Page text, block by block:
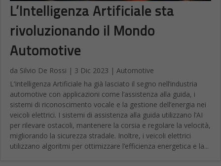
L’Intelligenza Artificiale sta
rivoluzionando il Mondo
Automotive
da Silvio De Rossi | 3 Dic 2023 | Automotive
L’Intelligenza Artificiale ha già lasciato il segno nell’industria
automotive con applicazioni come l’assistenza alla guida, i
sistemi di riconoscimento vocale e la gestione dell’energia nei
veicoli elettrici. I sistemi di assistenza alla guida utilizzano l’AI
per rilevare ostacoli, mantenere la corsia e regolare la velocità,
migliorando la sicurezza stradale. Inoltre, i veicoli elettrici
utilizzano algoritmi per ottimizzare l’efficienza energetica e la...